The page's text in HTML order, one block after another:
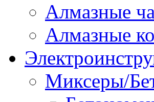
Алмазные
Алмазные
Миксеры/